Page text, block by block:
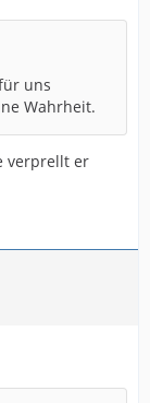
uns
Wahrheit.
verprellt er